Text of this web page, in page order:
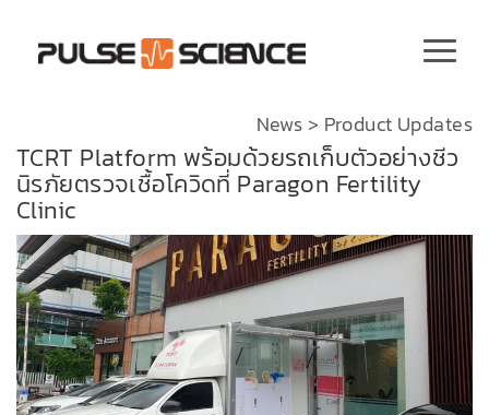
News > Product Updates
TCRT Platform พร้อมด้วยรถเก็บตัวอย่างชีว
นิรภัยตรวจเชื้อโควิดที่ Paragon Fertility
Clinic